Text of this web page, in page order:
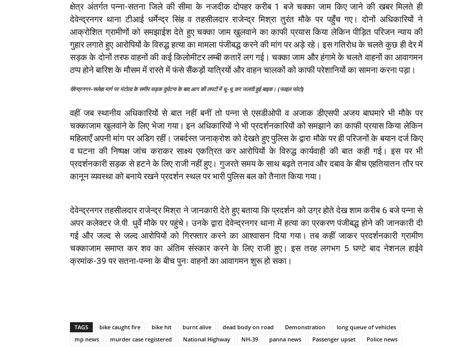
क्षेत्र अंतर्गत पन्ना-सतना जिले की सीमा के नजदीक दोपहर करीब 1 बजे चक्का जाम किए जाने की खबर मिलते ही
देवेन्द्रनगर थाना टीआई धर्मेन्द्र सिंह व तहसीलदार राजेन्द्र मिश्रा तुरंत मौके पर पहुँच गए। दोनों अधिकारियों ने
आक्रोशित ग्रामीणों को समझाईश देते हुए चक्का जाम खुलवाने का काफी प्रयास किया लेकिन पीड़ित परिजन न्याय की
गुहार लगाते हुए आरोपियों के विरुद्ध हत्या का मामला पंजीबद्ध करने की मांग पर अड़े रहे। इस गतिरोध के चलते कुछ ही देर में
सड़क के दोनों तरफ वाहनों की कई किलोमीटर लम्बी कतारें लग गई। चक्का जाम और हंगामे के चलते वाहनों का आवागमन
ठप्प होने बारिश के मौसम में रास्ते में फंसे सैंकड़ों यात्रियों और वाहन चालकों को काफी परेशानियों का सामना करना पड़ा।
देवेन्द्रनगर-सलेहा मार्ग पर मंटोला के समीप सड़क दुर्घटना के बाद आग की लपटों में धू-धू कर जलती हुई बाइक। (फाइल फोटो)
वहीं जब स्थानीय अधिकारियों से बात नहीं बनीं तो पन्ना से एसडीओपी व अजाक डीएसपी अजय बाघमारे भी मौके पर
चक्काजाम खुलवाने के लिए भेजा गया। इन अधिकारियों ने भी प्रदर्शनकारियों को समझाने का काफी प्रयास किया लेकिन
महिलाएँ अपनी मांग पर अडिग रहीं। जबर्दस्त जनाक्रोश को देखते हुए पुलिस के द्वारा मौके पर ही परिजनों के बयान दर्ज किए
व घटना की निष्पक्ष जांच कराकर साक्ष्य एकत्रित कर आरोपियों के विरुद्ध कार्यवाही की बात कही गई। इस पर भी
प्रदर्शनकारी सड़क से हटने के लिए राजी नहीं हुए। गुजरते समय के साथ बढ़ते तनाव और दबाव के बीच एहतियातन तौर पर
कानून व्यवस्था को बनाये रखने प्रदर्शन स्थल पर भारी पुलिस बल को तैनात किया गया।
देवेन्द्रनगर तहसीलदार राजेन्द्र मिश्रा ने जानकारी देते हुए बताया कि प्रदर्शन को उग्र होते देख शाम करीब 6 बजे पन्ना से
अपर कलेक्टर जे.पी. धुर्वे मौके पर पहुंचे। उनके द्वारा देवेन्द्रनगर थाना में हत्या का प्रकरण पंजीबद्ध होने की जानकारी दी
गई और जल्द से जल्द आरोपियों को गिरफ्तार करने का आश्वासन दिया गया। तब कहीं जाकर प्रदर्शनकारी ग्रामीण
चक्काजाम समाप्त कर शव का अंतिम संस्कार करने के लिए राजी हुए। इस तरह लगभग 5 घण्टे बाद नेशनल हाईवे
क्रमांक-39 पर सतना-पन्ना के बीच पुनः वाहनों का आवागमन शुरू हो सका।
TAGS bike caught fire bike hit burnt alive dead body on road Demonstration
long queue of vehicles
mp news
murder case registered National Highway NH-39 panna news Passenger upset
Police news